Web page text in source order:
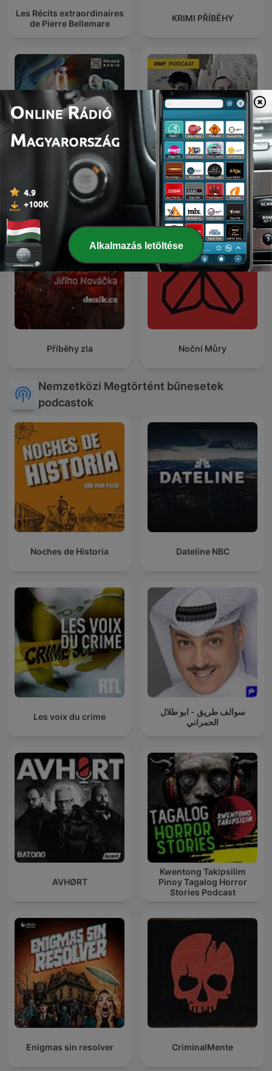
Les Récits extraordinaires
de Pierre Bellemare
KRIMI PŘÍBĚHY
Laboratorium zbrodni.
Podcast Crazy Nauka
Sceny zbrodni
Příběhy zla Noční Můry
Nemzetközi Megtörtént bűnesetek
podcastok
Noches de Historia Dateline NBC
Les voix du crime
سوالف طريق - ابو طلال
الحمراني
AVHØRT
Kwentong Takipsilim
Pinoy Tagalog Horror
Stories Podcast
Enigmas sin resolver CriminalMente
Alkalmazás letöltése